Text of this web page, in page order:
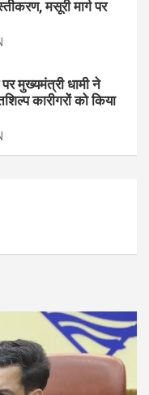
मसूरी मार्ग पर
मुख्यमंत्री धामी ने
कारीगरों को किया